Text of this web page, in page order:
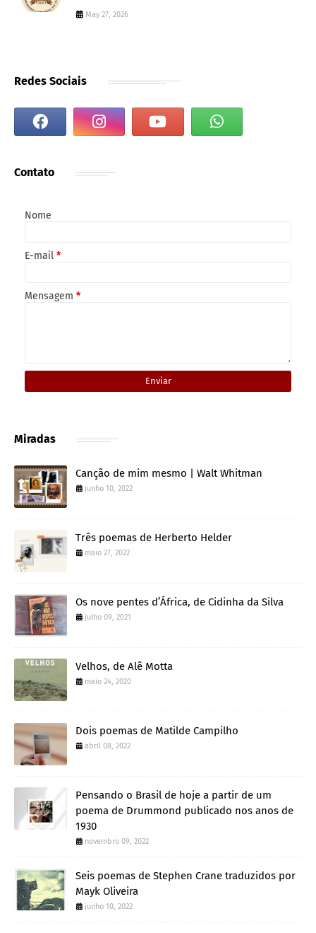
May 27, 2026
Redes Sociais
Contato
Nome
E-mail *
Mensagem *
Miradas
Canção de mim mesmo | Walt Whitman
junho 10, 2022
Três poemas de Herberto Helder
maio 27, 2022
Os nove pentes d’África, de Cidinha da Silva
julho 09, 2021
Velhos, de Alê Motta
maio 24, 2020
Dois poemas de Matilde Campilho
abril 08, 2022
Pensando o Brasil de hoje a partir de um
poema de Drummond publicado nos anos de
1930
novembro 09, 2022
Seis poemas de Stephen Crane traduzidos por
Mayk Oliveira
junho 10, 2022